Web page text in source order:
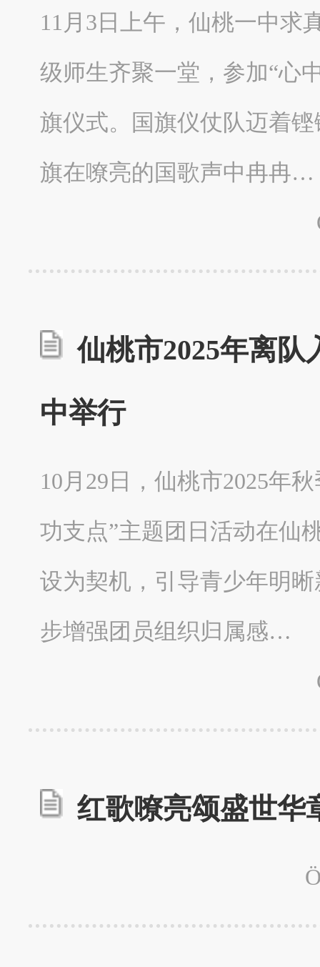
11月3日上午，仙桃一中求
级师生齐聚一堂，参加“心
旗仪式。国旗仪仗队迈着
旗在嘹亮的国歌声中冉冉…
仙桃市2025年离队
中举行
10月29日，仙桃市2025年
功支点”主题团日活动在仙
设为契机，引导青少年明
步增强团员组织归属感…
红歌嘹亮颂盛世华